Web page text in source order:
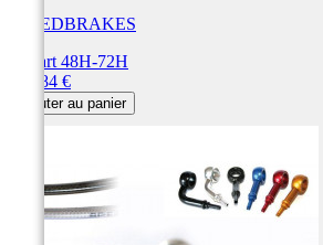
SPEEDBRAKES
Départ 48H-72H
456,84 €
Ajouter au panier